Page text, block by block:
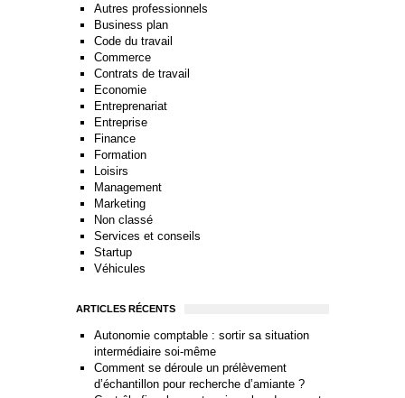
Autres professionnels
Business plan
Code du travail
Commerce
Contrats de travail
Economie
Entreprenariat
Entreprise
Finance
Formation
Loisirs
Management
Marketing
Non classé
Services et conseils
Startup
Véhicules
ARTICLES RÉCENTS
Autonomie comptable : sortir sa situation
intermédiaire soi-même
Comment se déroule un prélèvement
d’échantillon pour recherche d’amiante ?